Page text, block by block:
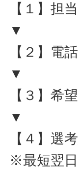
【１】担
▼
【２】電
▼
【３】希
▼
【４】選
※最短翌